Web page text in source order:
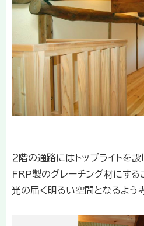
２階の通路にはトップライトを
FRP製のグレーチング材にする
光の届く明るい空間となるよう